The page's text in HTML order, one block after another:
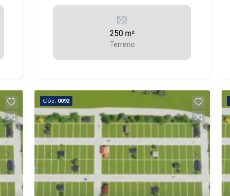
250 m²
Terreno
Cód. 0092